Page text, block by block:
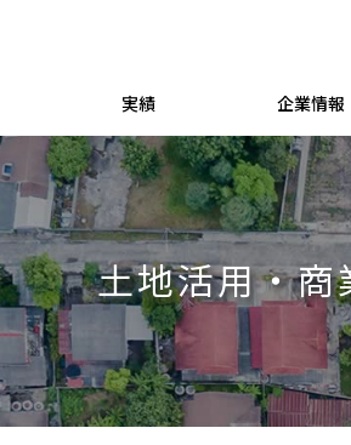
実績 企業情報
土地活用・